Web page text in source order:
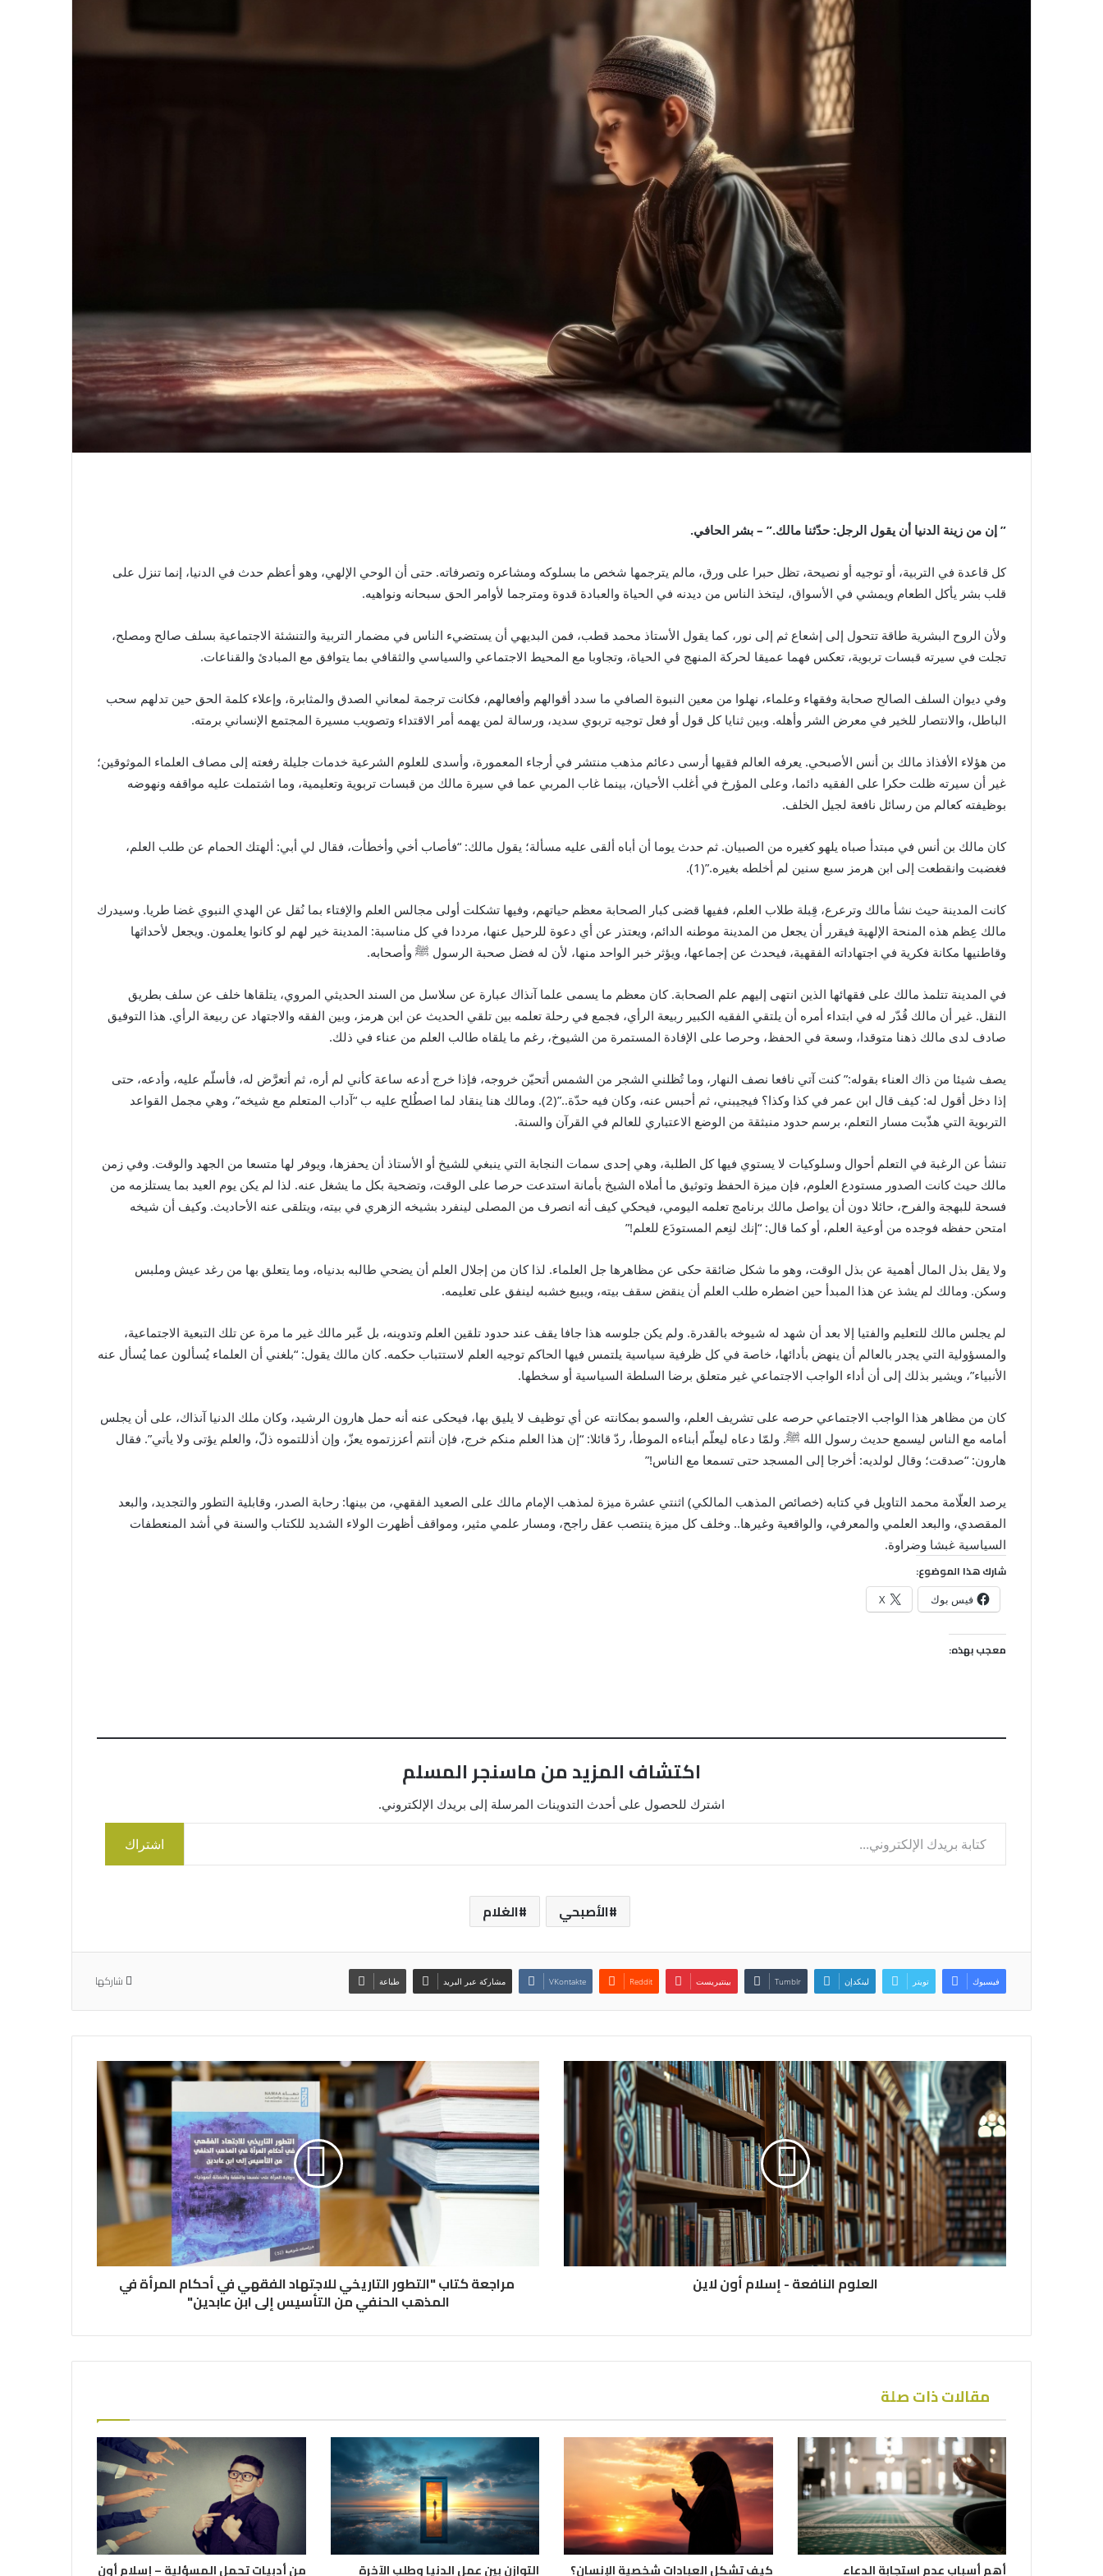
” إن من زينة الدنيا أن يقول الرجل: حدّثنا مالك.” – بشر الحافي.
كل قاعدة في التربية، أو توجيه أو نصيحة، تظل حبرا على ورق، مالم يترجمها شخص ما بسلوكه ومشاعره وتصرفاته. حتى أن الوحي الإلهي، وهو أعظم حدث في الدنيا، إنما تنزل على
قلب بشر يأكل الطعام ويمشي في الأسواق، ليتخذ الناس من ديدنه في الحياة والعبادة قدوة ومترجما لأوامر الحق سبحانه ونواهيه.
ولأن الروح البشرية طاقة تتحول إلى إشعاع ثم إلى نور، كما يقول الأستاذ محمد قطب، فمن البديهي أن يستضيء الناس في مضمار التربية والتنشئة الاجتماعية بسلف صالح ومصلح،
تجلت في سيرته قبسات تربوية، تعكس فهما عميقا لحركة المنهج في الحياة، وتجاوبا مع المحيط الاجتماعي والسياسي والثقافي بما يتوافق مع المبادئ والقناعات.
وفي ديوان السلف الصالح صحابة وفقهاء وعلماء، نهلوا من معين النبوة الصافي ما سدد أقوالهم وأفعالهم، فكانت ترجمة لمعاني الصدق والمثابرة، وإعلاء كلمة الحق حين تدلهم سحب
الباطل، والانتصار للخير في معرض الشر وأهله. وبين ثنايا كل قول أو فعل توجيه تربوي سديد، ورسالة لمن يهمه أمر الاقتداء وتصويب مسيرة المجتمع الإنساني برمته.
من هؤلاء الأفذاذ مالك بن أنس الأصبحي. يعرفه العالم فقيها أرسى دعائم مذهب منتشر في أرجاء المعمورة، وأسدى للعلوم الشرعية خدمات جليلة رفعته إلى مصاف العلماء الموثوقين؛
غير أن سيرته ظلت حكرا على الفقيه دائما، وعلى المؤرخ في أغلب الأحيان، بينما غاب المربي عما في سيرة مالك من قبسات تربوية وتعليمية، وما اشتملت عليه مواقفه ونهوضه
بوظيفته كعالم من رسائل نافعة لجيل الخلف.
كان مالك بن أنس في مبتدأ صباه يلهو كغيره من الصبيان. ثم حدث يوما أن أباه ألقى عليه مسألة؛ يقول مالك: “فأصاب أخي وأخطأت، فقال لي أبي: ألهتك الحمام عن طلب العلم،
فغضبت وانقطعت إلى ابن هرمز سبع سنين لم أخلطه بغيره.”(1).
كانت المدينة حيث نشأ مالك وترعرع، قِبلة طلاب العلم، ففيها قضى كبار الصحابة معظم حياتهم، وفيها تشكلت أولى مجالس العلم والإفتاء بما نُقل عن الهدي النبوي غضا طريا. وسيدرك
مالك عِظم هذه المنحة الإلهية فيقرر أن يجعل من المدينة موطنه الدائم، ويعتذر عن أي دعوة للرحيل عنها، مرددا في كل مناسبة: المدينة خير لهم لو كانوا يعلمون. ويجعل لأحداثها
وقاطنيها مكانة فكرية في اجتهاداته الفقهية، فيحدث عن إجماعها، ويؤثر خبر الواحد منها، لأن له فضل صحبة الرسول ﷺ وأصحابه.
في المدينة تتلمذ مالك على فقهائها الذين انتهى إليهم علم الصحابة. كان معظم ما يسمى علما آنذاك عبارة عن سلاسل من السند الحديثي المروي، يتلقاها خلف عن سلف بطريق
النقل. غير أن مالك قُدّر له في ابتداء أمره أن يلتقي الفقيه الكبير ربيعة الرأي، فجمع في رحلة تعلمه بين تلقي الحديث عن ابن هرمز، وبين الفقه والاجتهاد عن ربيعة الرأي. هذا التوفيق
صادف لدى مالك ذهنا متوقدا، وسعة في الحفظ، وحرصا على الإفادة المستمرة من الشيوخ، رغم ما يلقاه طالب العلم من عناء في ذلك.
يصف شيئا من ذاك العناء بقوله:” كنت آتي نافعا نصف النهار، وما تُظلني الشجر من الشمس أتحيّن خروجه، فإذا خرج أدعه ساعة كأني لم أره، ثم أتعرَّض له، فأسلّم عليه، وأدعه، حتى
إذا دخل أقول له: كيف قال ابن عمر في كذا وكذا؟ فيجيبني، ثم أحبس عنه، وكان فيه حدّة..”(2). ومالك هنا ينقاد لما اصطُلح عليه ب “آداب المتعلم مع شيخه”، وهي مجمل القواعد
التربوية التي هذّبت مسار التعلم، برسم حدود منبثقة من الوضع الاعتباري للعالم في القرآن والسنة.
تنشأ عن الرغبة في التعلم أحوال وسلوكيات لا يستوي فيها كل الطلبة، وهي إحدى سمات النجابة التي ينبغي للشيخ أو الأستاذ أن يحفزها، ويوفر لها متسعا من الجهد والوقت. وفي زمن
مالك حيث كانت الصدور مستودع العلوم، فإن ميزة الحفظ وتوثيق ما أملاه الشيخ بأمانة استدعت حرصا على الوقت، وتضحية بكل ما يشغل عنه. لذا لم يكن يوم العيد بما يستلزمه من
فسحة للبهجة والفرح، حائلا دون أن يواصل مالك برنامج تعلمه اليومي، فيحكي كيف أنه انصرف من المصلى لينفرد بشيخه الزهري في بيته، ويتلقى عنه الأحاديث. وكيف أن شيخه
امتحن حفظه فوجده من أوعية العلم، أو كما قال: “إنك لنِعم المستودَع للعلم!”
ولا يقل بذل المال أهمية عن بذل الوقت، وهو ما شكل ضائقة حكى عن مظاهرها جل العلماء. لذا كان من إجلال العلم أن يضحي طالبه بدنياه، وما يتعلق بها من رغد عيش وملبس
وسكن. ومالك لم يشذ عن هذا المبدأ حين اضطره طلب العلم أن ينقض سقف بيته، ويبيع خشبه لينفق على تعليمه.
لم يجلس مالك للتعليم والفتيا إلا بعد أن شهد له شيوخه بالقدرة. ولم يكن جلوسه هذا جافا يقف عند حدود تلقين العلم وتدوينه، بل عّبر مالك غير ما مرة عن تلك التبعية الاجتماعية،
والمسؤولية التي يجدر بالعالم أن ينهض بأدائها، خاصة في كل ظرفية سياسية يلتمس فيها الحاكم توجيه العلم لاستتباب حكمه. كان مالك يقول: “بلغني أن العلماء يُسألون عما يُسأل عنه
الأنبياء”، ويشير بذلك إلى أن أداء الواجب الاجتماعي غير متعلق برضا السلطة السياسية أو سخطها.
كان من مظاهر هذا الواجب الاجتماعي حرصه على تشريف العلم، والسمو بمكانته عن أي توظيف لا يليق بها، فيحكى عنه أنه حمل هارون الرشيد، وكان ملك الدنيا آنذاك، على أن يجلس
أمامه مع الناس ليسمع حديث رسول الله ﷺ. ولمّا دعاه ليعلّم أبناءه الموطأ، ردّ قائلا: “إن هذا العلم منكم خرج، فإن أنتم أعززتموه يعزّ، وإن أذللتموه ذلّ، والعلم يؤتى ولا يأتي”. فقال
هارون: “صدقت؛ وقال لولديه: أخرجا إلى المسجد حتى تسمعا مع الناس!”
يرصد العلّامة محمد التاويل في كتابه (خصائص المذهب المالكي) اثنتي عشرة ميزة لمذهب الإمام مالك على الصعيد الفقهي، من بينها: رحابة الصدر، وقابلية التطور والتجديد، والبعد
المقصدي، والبعد العلمي والمعرفي، والواقعية وغيرها.. وخلف كل ميزة ينتصب عقل راجح، ومسار علمي مثير، ومواقف أظهرت الولاء الشديد للكتاب والسنة في أشد المنعطفات
السياسية غبشا وضراوة.
شارك هذا الموضوع:
فيس بوك X
معجب بهذه:
اكتشاف المزيد من ماسنجر المسلم
اشترك للحصول على أحدث التدوينات المرسلة إلى بريدك الإلكتروني.
كتابة بريدك الإلكتروني...
اشتراك
الأصبحي الغلام
شاركها فيسبوك تويتر لينكدإن بينتيريست مشاركة عبر البريد طباعة
مراجعة كتاب "التطور التاريخي للاجتهاد الفقهي في أحكام المرأة في
المذهب الحنفي من التأسيس إلى ابن عابدين"
العلوم النافعة - إسلام أون لاين
مقالات ذات صلة
من أدبيات تحمل المسؤلية – إسلام أون التوازن بين عمل الدنيا وطلب الآخرة كيف تشكل العبادات شخصية الإنسان؟ أهم أسباب عدم استجابة الدعاء